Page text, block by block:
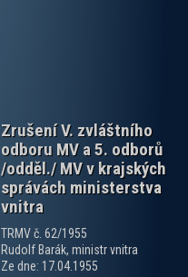
Zrušení V. zvláštního
odboru MV a 5. odborů
/odděl./ MV v krajských
správách ministerstva
vnitra
TRMV č. 62/1955
Rudolf Barák, ministr vnitra
Ze dne: 17.04.1955